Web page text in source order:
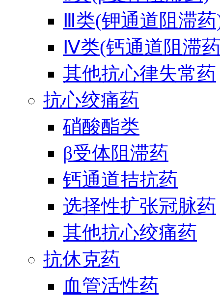
Ⅲ类(钾通道阻滞
Ⅳ类(钙通道阻滞
其他抗心律失常药
抗心绞痛药
硝酸酯类
β受体阻滞药
钙通道拮抗药
选择性扩张冠脉药
其他抗心绞痛药
抗休克药
血管活性药